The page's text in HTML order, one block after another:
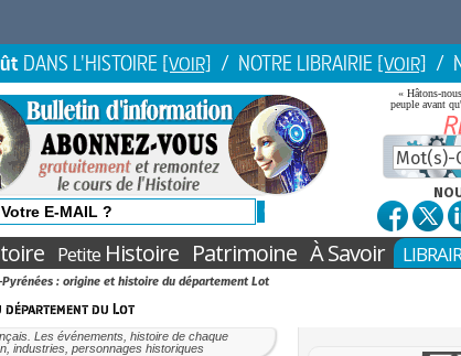
DANS L'HISTOIRE [VOIR] / NOTRE LIBRAIRIE [VOIR] /
« Hâtons-
peuple avant
PetiteHistoire Patrimoine À Savoir
: origine et histoire du département Lot
du Lot
Les événements, histoire de chaque
industries, personnages historiques